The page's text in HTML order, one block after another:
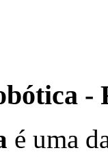
-
é uma